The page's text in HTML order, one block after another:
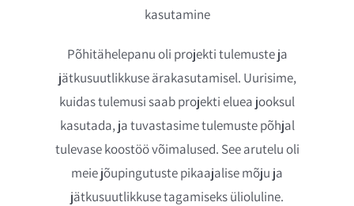
kasutamine
Põhitähelepanu oli projekti tulemuste ja
jätkusuutlikkuse ärakasutamisel. Uurisime,
kuidas tulemusi saab projekti eluea jooksul
kasutada, ja tuvastasime tulemuste põhjal
tulevase koostöö võimalused. See arutelu oli
meie jõupingutuste pikaajalise mõju ja
jätkusuutlikkuse tagamiseks ülioluline.